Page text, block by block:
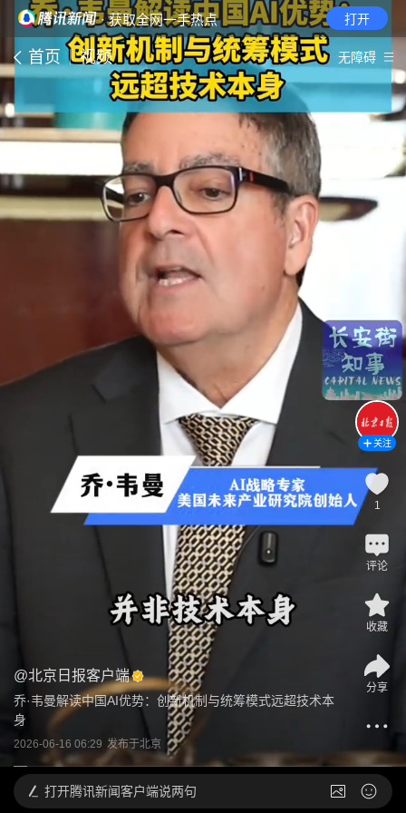
· 获取全网一手热点 打开
首页 视频 无障碍
@北京日报客户端
乔·韦曼解读中国AI优势：创新机制与统筹模式远超技术本
身
2026-06-16 06:29 发布于北京
关注
1
评论
收藏
分享
打开腾讯新闻客户端说两句